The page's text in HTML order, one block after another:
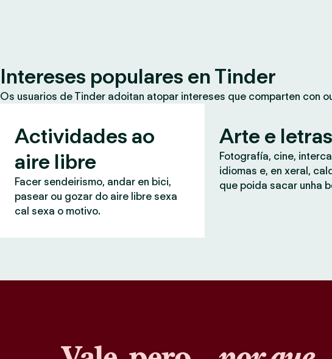
Intereses populares en Tinder
Os usuarios de Tinder adoitan atopar intereses que comparten con
Actividades ao
aire libre
Facer sendeirismo, andar en bici,
pasear ou gozar do aire libre sexa
cal sexa o motivo.
Arte e letras
Fotografía, cine,
idiomas e, en xeral,
que poida sacar unha